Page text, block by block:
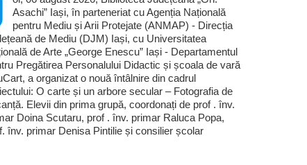
Asachi” Iași, în parteneriat cu Agenția Națională
pentru Mediu și Arii Protejate (ANMAP) - Direcția
de Mediu (DJM) Iași, cu Universitatea
de Arte „George Enescu” Iași - Departamentul
Pregătirea Personalului Didactic și școala de vară
a organizat o nouă întâlnire din cadrul
O carte și un arbore secular – Fotografia de
Elevii din prima grupă, coordonați de prof . înv.
Doina Scutaru, prof . înv. primar Raluca Popa,
înv. primar Denisa Pintilie și consilier școlar